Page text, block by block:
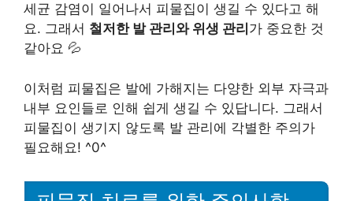
세균 감염이 일어나서 피물집이 생길 수 있다고 해
요. 그래서 철저한 발 관리와 위생 관리 가 중요한 것
같아요 💦
이처럼 피물집은 발에 가해지는 다양한 외부 자극과
내부 요인들로 인해 쉽게 생길 수 있답니다. 그래서
피물집이 생기지 않도록 발 관리에 각별한 주의가
필요해요! ^0^